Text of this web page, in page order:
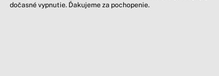
dočasné vypnutie. Ďakujeme za pochopenie.